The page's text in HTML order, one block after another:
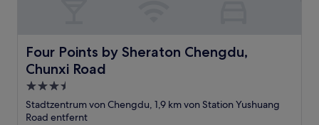
Four Points by Sheraton Chengdu,
Chunxi Road
Four Points by Sheraton Chengdu, Chunxi Road
3.5-
Sterne-
Unterkunft
Stadtzentrum von Chengdu, 1,9 km von Station Yushuang
Road entfernt